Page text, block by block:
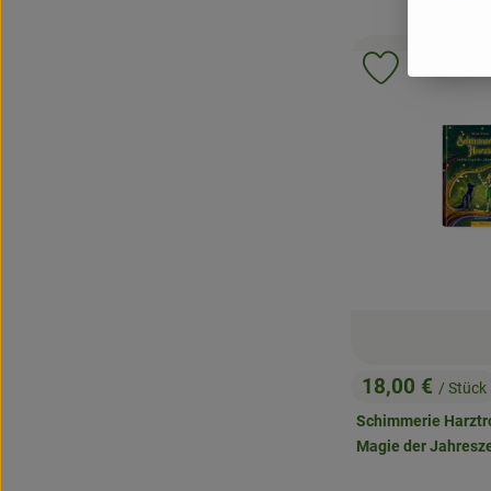
, Preis:
18,00 € / Stück
Schimmerie
Magie der
Produkt